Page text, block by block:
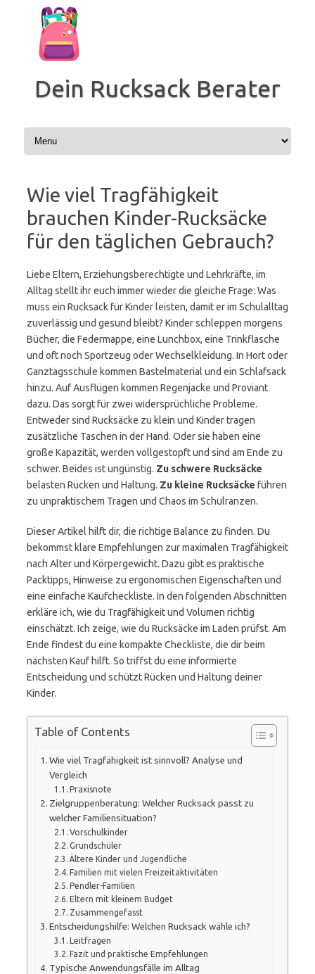
springen
Dein Rucksack Berater
Wie viel Tragfähigkeit
brauchen Kinder-Rucksäcke
für den täglichen Gebrauch?
Liebe Eltern, Erziehungsberechtigte und Lehrkräfte, im
Alltag stellt ihr euch immer wieder die gleiche Frage: Was
muss ein Rucksack für Kinder leisten, damit er im Schulalltag
zuverlässig und gesund bleibt? Kinder schleppen morgens
Bücher, die Federmappe, eine Lunchbox, eine Trinkflasche
und oft noch Sportzeug oder Wechselkleidung. In Hort oder
Ganztagsschule kommen Bastelmaterial und ein Schlafsack
hinzu. Auf Ausflügen kommen Regenjacke und Proviant
dazu. Das sorgt für zwei widersprüchliche Probleme.
Entweder sind Rucksäcke zu klein und Kinder tragen
zusätzliche Taschen in der Hand. Oder sie haben eine
große Kapazität, werden vollgestopft und sind am Ende zu
schwer. Beides ist ungünstig. Zu schwere Rucksäcke
belasten Rücken und Haltung. Zu kleine Rucksäcke führen
zu unpraktischem Tragen und Chaos im Schulranzen.
Dieser Artikel hilft dir, die richtige Balance zu finden. Du
bekommst klare Empfehlungen zur maximalen Tragfähigkeit
nach Alter und Körpergewicht. Dazu gibt es praktische
Packtipps, Hinweise zu ergonomischen Eigenschaften und
eine einfache Kaufcheckliste. In den folgenden Abschnitten
erkläre ich, wie du Tragfähigkeit und Volumen richtig
einschätzt. Ich zeige, wie du Rucksäcke im Laden prüfst. Am
Ende findest du eine kompakte Checkliste, die dir beim
nächsten Kauf hilft. So triffst du eine informierte
Entscheidung und schützt Rücken und Haltung deiner
Kinder.
Table of Contents
Wie viel Tragfähigkeit ist sinnvoll? Analyse und
Vergleich
Praxisnote
Zielgruppenberatung: Welcher Rucksack passt zu
welcher Familiensituation?
Vorschulkinder
Grundschüler
Ältere Kinder und Jugendliche
Familien mit vielen Freizeitaktivitäten
Pendler-Familien
Eltern mit kleinem Budget
Zusammengefasst
Entscheidungshilfe: Welchen Rucksack wähle ich?
Leitfragen
Fazit und praktische Empfehlungen
Typische Anwendungsfälle im Alltag